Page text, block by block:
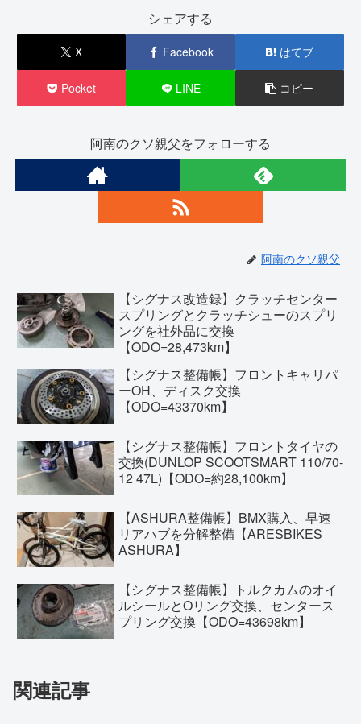
シェアする
X Facebook はてブ
Pocket LINE コピー
阿南のクソ親父をフォローする
阿南のクソ親父
【シグナス改造録】クラッチセンター
スプリングとクラッチシューのスプリ
ングを社外品に交換
【ODO=28,473km】
【シグナス整備帳】フロントキャリパ
ーOH、ディスク交換
【ODO=43370km】
【シグナス整備帳】フロントタイヤの
交換(DUNLOP SCOOTSMART 110/70-
12 47L)【ODO=約28,100km】
【ASHURA整備帳】BMX購入、早速
リアハブを分解整備【ARESBIKES
ASHURA】
【シグナス整備帳】トルクカムのオイ
ルシールとOリング交換、センタース
プリング交換【ODO=43698km】
関連記事